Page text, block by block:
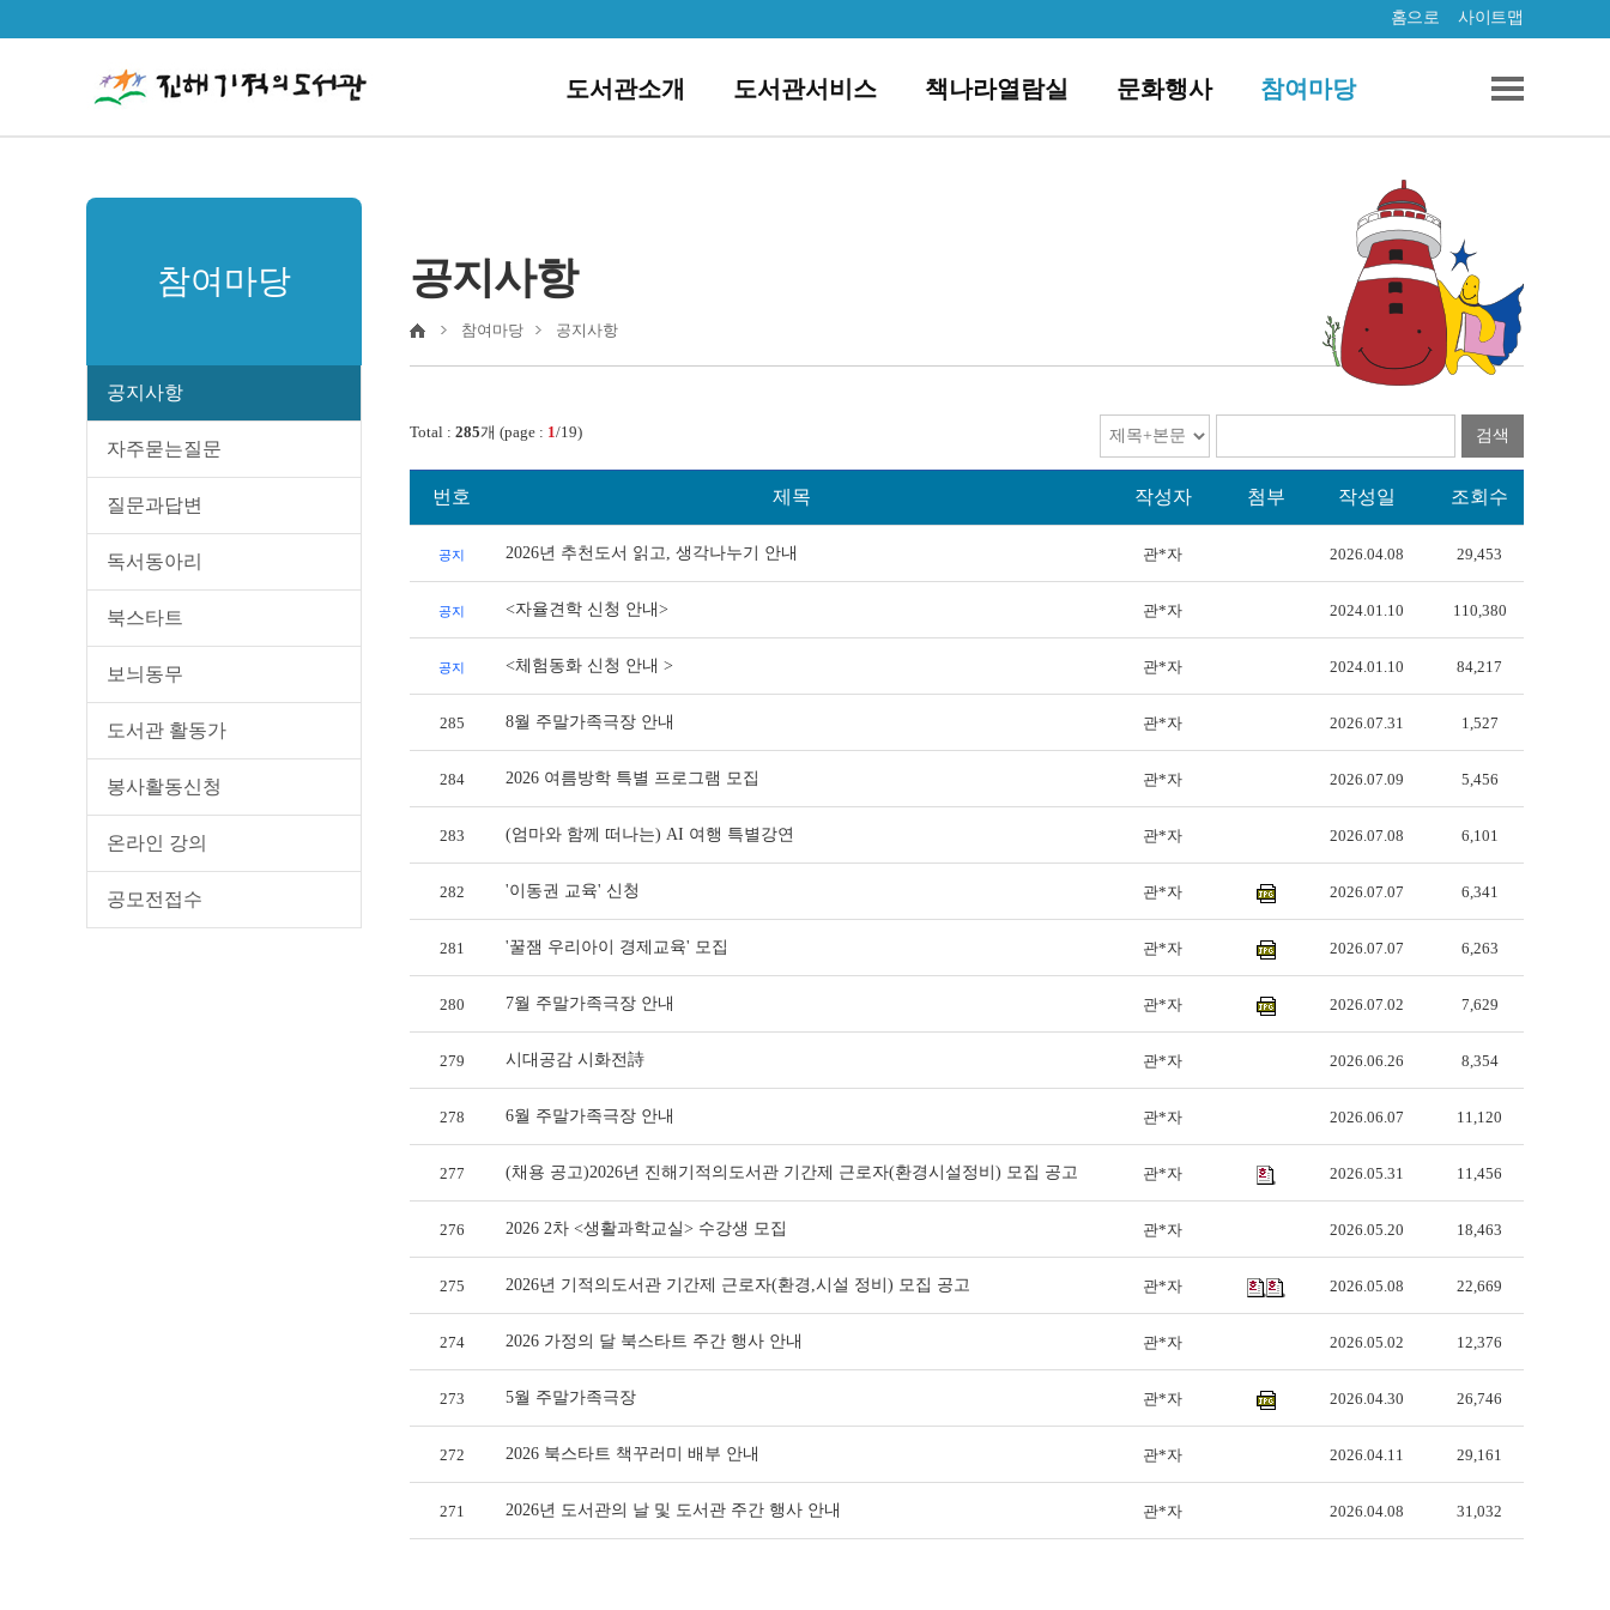
홈으로 사이트맵
도서관소개 도서관서비스 책나라열람실 문화행사 참여마당
참여마당
공지사항
자주묻는질문
질문과답변
독서동아리
북스타트
보늬동무
도서관 활동가
봉사활동신청
온라인 강의
공모전접수
공지사항
참여마당 공지사항
Total : 285개 (page : 1/19) 검색
번호 제목 작성자 첨부 작성일 조회수
공지 2026년 추천도서 읽고, 생각나누기 안내 관*자 2026.04.08 29,453
공지 <자율견학 신청 안내> 관*자 2024.01.10 110,380
공지 <체험동화 신청 안내 > 관*자 2024.01.10 84,217
285 8월 주말가족극장 안내 관*자 2026.07.31 1,527
284 2026 여름방학 특별 프로그램 모집 관*자 2026.07.09 5,456
283 (엄마와 함께 떠나는) AI 여행 특별강연 관*자 2026.07.08 6,101
282 '이동권 교육' 신청 관*자 2026.07.07 6,341
281 '꿀잼 우리아이 경제교육' 모집 관*자 2026.07.07 6,263
280 7월 주말가족극장 안내 관*자 2026.07.02 7,629
279 시대공감 시화전詩 관*자 2026.06.26 8,354
278 6월 주말가족극장 안내 관*자 2026.06.07 11,120
277 (채용 공고)2026년 진해기적의도서관 기간제 근로자(환경시설정비) 모집 공고 관*자 2026.05.31 11,456
276 2026 2차 <생활과학교실> 수강생 모집 관*자 2026.05.20 18,463
275 2026년 기적의도서관 기간제 근로자(환경,시설 정비) 모집 공고 관*자 2026.05.08 22,669
274 2026 가정의 달 북스타트 주간 행사 안내 관*자 2026.05.02 12,376
273 5월 주말가족극장 관*자 2026.04.30 26,746
272 2026 북스타트 책꾸러미 배부 안내 관*자 2026.04.11 29,161
271 2026년 도서관의 날 및 도서관 주간 행사 안내 관*자 2026.04.08 31,032